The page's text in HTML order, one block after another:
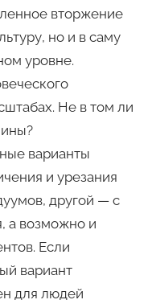
вторжение
но и в саму
уровне.
Не в том ли
варианты
и урезания
другой — с
а возможно и
Если
вариант
для людей